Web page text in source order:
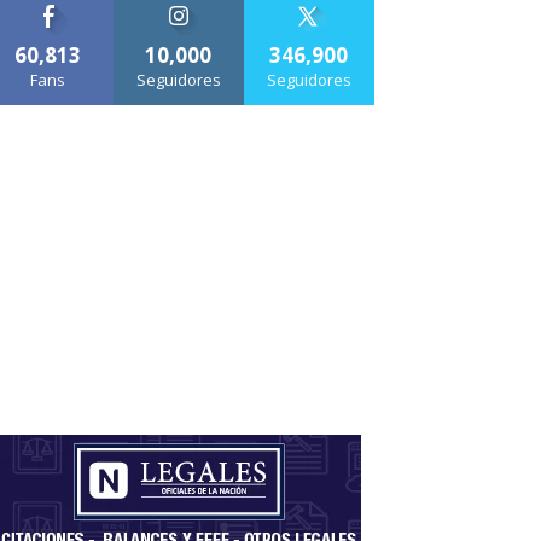
60,813
Fans
10,000
Seguidores
346,900
Seguidores